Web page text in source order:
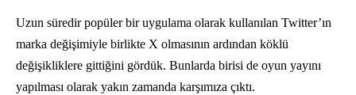
Uzun süredir popüler bir uygulama olarak kullanılan Twitter’ın
marka değişimiyle birlikte X olmasının ardından köklü
değişikliklere gittiğini gördük. Bunlarda birisi de oyun yayını
yapılması olarak yakın zamanda karşımıza çıktı.